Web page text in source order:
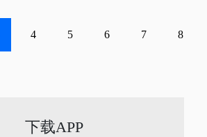
4 5 6 7 8
下载APP